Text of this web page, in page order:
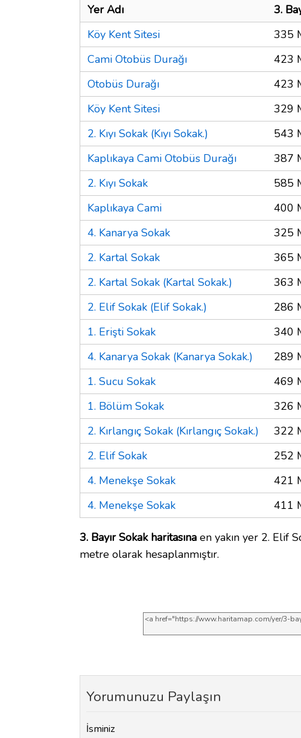
Yer Adı
3.
Köy Kent Sitesi
335
Cami Otobüs Durağı
423
Otobüs Durağı
423
Köy Kent Sitesi
329
2. Kıyı Sokak (Kıyı Sokak.)
543
Kaplıkaya Cami Otobüs Durağı
387
2. Kıyı Sokak
585
Kaplıkaya Cami
400
4. Kanarya Sokak
325
2. Kartal Sokak
365
2. Kartal Sokak (Kartal Sokak.)
363
2. Elif Sokak (Elif Sokak.)
286
1. Erişti Sokak
340
4. Kanarya Sokak (Kanarya Sokak.)
289
1. Sucu Sokak
469
1. Bölüm Sokak
326
2. Kırlangıç Sokak (Kırlangıç Sokak.)
322
2. Elif Sokak
252
4. Menekşe Sokak
421
4. Menekşe Sokak
411
3. Bayır Sokak haritasına en yakın yer 2. Elif
metre olarak hesaplanmıştır.
Yorumunuzu Paylaşın
İsminiz